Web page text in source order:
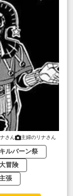
さん 主婦のリナさん
ルバーン祭
冒険
張